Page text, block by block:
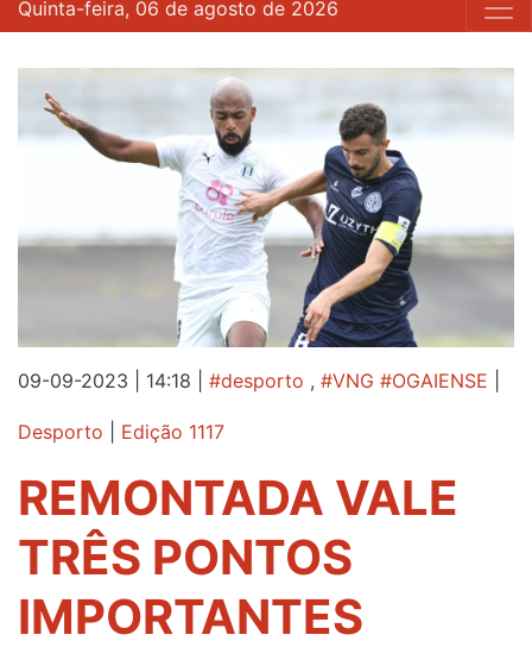
Quinta-feira, 06 de agosto de 2026
09-09-2023 | 14:18 #desporto , #VNG #OGAIENSE
Desporto Edição 1117
REMONTADA VALE
TRÊS PONTOS
IMPORTANTES